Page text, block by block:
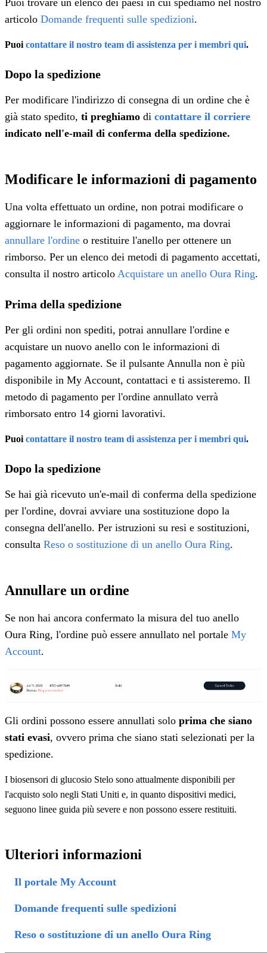
articolo Domande frequenti sulle spedizioni.
Puoi contattare il nostro team di assistenza per i membri qui.
Dopo la spedizione
Per modificare l'indirizzo di consegna di un ordine che è
già stato spedito, ti preghiamo di contattare il corriere
indicato nell'e-mail di conferma della spedizione.
Modificare le informazioni di pagamento
Una volta effettuato un ordine, non potrai modificare o
aggiornare le informazioni di pagamento, ma dovrai
annullare l'ordine o restituire l'anello per ottenere un
rimborso. Per un elenco dei metodi di pagamento accettati,
consulta il nostro articolo Acquistare un anello Oura Ring.
Prima della spedizione
Per gli ordini non spediti, potrai annullare l'ordine e
acquistare un nuovo anello con le informazioni di
pagamento aggiornate. Se il pulsante Annulla non è più
disponibile in My Account, contattaci e ti assisteremo. Il
metodo di pagamento per l'ordine annullato verrà
rimborsato entro 14 giorni lavorativi.
Puoi contattare il nostro team di assistenza per i membri qui.
Dopo la spedizione
Se hai già ricevuto un'e-mail di conferma della spedizione
per l'ordine, dovrai avviare una sostituzione dopo la
consegna dell'anello. Per istruzioni su resi e sostituzioni,
consulta Reso o sostituzione di un anello Oura Ring.
Annullare un ordine
Se non hai ancora confermato la misura del tuo anello
Oura Ring, l'ordine può essere annullato nel portale My
Account.
Gli ordini possono essere annullati solo prima che siano
stati evasi, ovvero prima che siano stati selezionati per la
spedizione.
I biosensori di glucosio Stelo sono attualmente disponibili per
l'acquisto solo negli Stati Uniti e, in quanto dispositivi medici,
seguono linee guida più severe e non possono essere restituiti.
Ulteriori informazioni
Il portale My Account
Domande frequenti sulle spedizioni
Reso o sostituzione di un anello Oura Ring